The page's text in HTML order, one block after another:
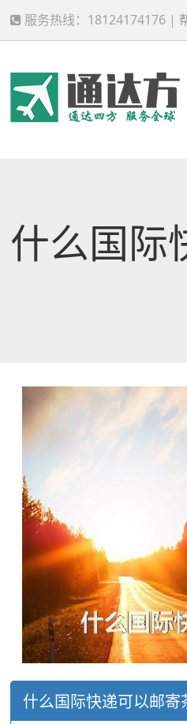
服务热线：18124174176 |
什么国际
什么国际快递可以邮寄